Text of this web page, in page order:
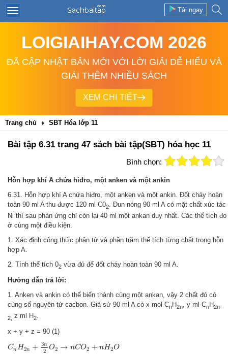
Tải ngay
LOIGIAIHAY.COM 2026
ĐÃ CẬP NHẬT BẢN MỚI VỚI LỜI GIẢI DỄ HIỂU VÀ
GIẢI THÊM NHIỀU SÁCH
XEM CHI TIẾT
Trang chủ SBT Hóa lớp 11
Bài tập 6.31 trang 47 sách bài tập(SBT) hóa học 11
Bình chọn:
Hỗn hợp khí A chứa hiđro, một anken và một ankin
6.31. Hỗn hợp khí A chứa hiđro, một anken và một ankin. Đốt cháy hoàn
toàn 90 ml A thu được 120 ml C02. Đun nóng 90 ml A có mặt chất xúc tác
Ni thì sau phản ứng chỉ còn lại 40 ml một ankan duy nhất. Các thể tích đo
ở cùng một điều kiện.
1. Xác định công thức phân tử và phần trăm thể tích từng chất trong hỗn
hợp A.
2. Tính thể tích 02 vừa đủ để đốt cháy hoàn toàn 90 ml A.
Hướng dẫn trả lời:
1. Anken và ankin có thể biến thành cùng một ankan, vậy 2 chất đó có
cùng số nguyên tử cacbon. Giả sử 90 ml A có x mol CnH2n, y ml CnH2n-
2, z ml H2
x + y + z = 90 (1)
CnH2n + 3n
2 O2 → nCO2 + nH2O
n2